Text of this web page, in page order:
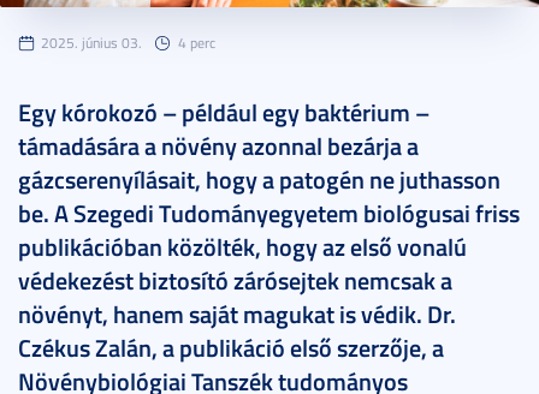
2025. június 03. 4 perc
Egy kórokozó – például egy baktérium –
támadására a növény azonnal bezárja a
gázcserenyílásait, hogy a patogén ne juthasson
be. A Szegedi Tudományegyetem biológusai friss
publikációban közölték, hogy az első vonalú
védekezést biztosító zárósejtek nemcsak a
növényt, hanem saját magukat is védik. Dr.
Czékus Zalán, a publikáció első szerzője, a
Növénybiológiai Tanszék tudományos